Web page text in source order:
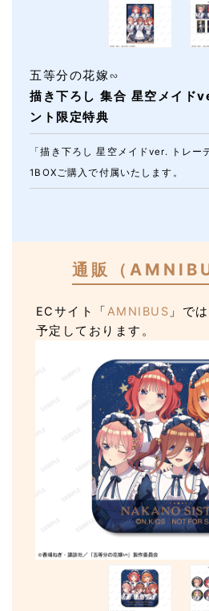
描き下ろし 集合 星空メイド
ント限定特典
五等分の花嫁∽
「描き下ろし 星空メイドver. トレー
1BOXご購入で付属いたします。
通販（
ECサイト「AMNIBUS 」で
予定しております。